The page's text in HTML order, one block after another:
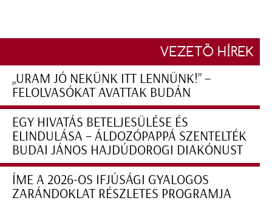
VEZETŐ HÍREK
„URAM JÓ NEKÜNK ITT LENNÜNK!” –
FELOLVASÓKAT AVATTAK BUDÁN
EGY HIVATÁS BETELJESÜLÉSE ÉS
ELINDULÁSA – ÁLDOZÓPAPPÁ SZENTELTÉK
BUDAI JÁNOS HAJDÚDOROGI DIAKÓNUST
ÍME A 2026-OS IFJÚSÁGI GYALOGOS
ZARÁNDOKLAT RÉSZLETES PROGRAMJA